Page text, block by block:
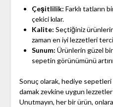
Çeşitlilik: Farklı tatların
çekici kılar.
Kalite: Seçtiğiniz
zaman en iyi lezzetleri
Sunum: Ürünlerin güzel
sepetin görünümünü
Sonuç olarak, hediye sepetleri
damak zevkine uygun
Unutmayın, her bir ürün,